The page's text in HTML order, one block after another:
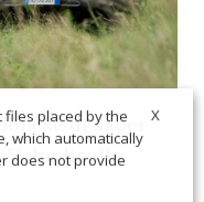
di saper
Valpolicella
X
files placed by the
which automatically
does not provide